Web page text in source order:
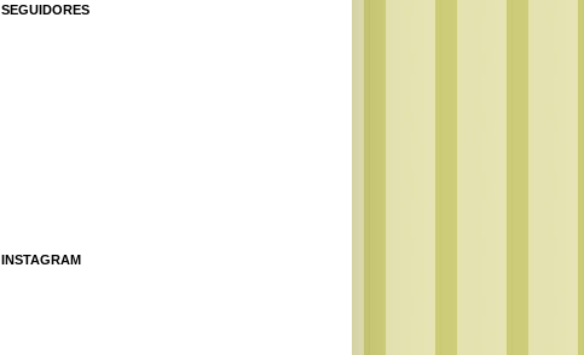
SEGUIDORES
INSTAGRAM